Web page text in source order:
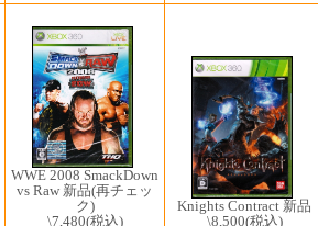
WWE 2008 SmackDown
vs Raw 新品(再チェッ
ク)
\7,480(税込)
Knights Contract 新品
\8,500(税込)